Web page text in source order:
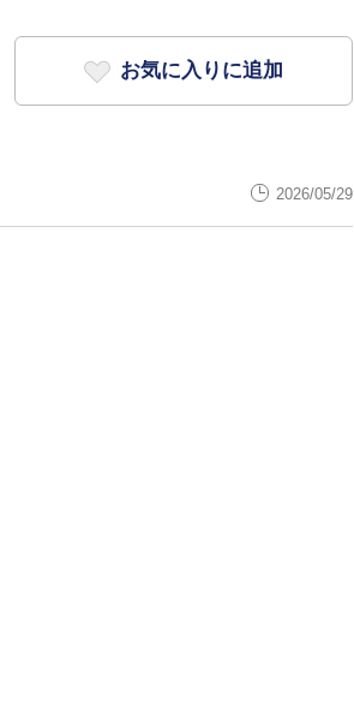
お気に入りに追加
2026/05/29